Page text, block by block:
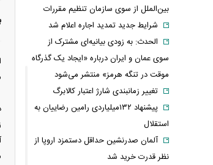
بین‌الملل از سوی سازمان تنظیم مقررات
شرایط جدید تمدید اجاره اعلام شد
الحدث: به زودی بیانیه‌ای مشترک از
سوی عمان و ایران درباره «ایجاد یک گذرگاه
موقت در تنگه هرمز» منتشر می‌شود
تغییر زمانبندی‌ شارژ اعتبار کالابرگ
پیشنهاد ۱۳۲میلیاردی رامین رضاییان به
استقلال
آلمان صدرنشین حداقل دستمزد اروپا از
نظر قدرت خرید شد